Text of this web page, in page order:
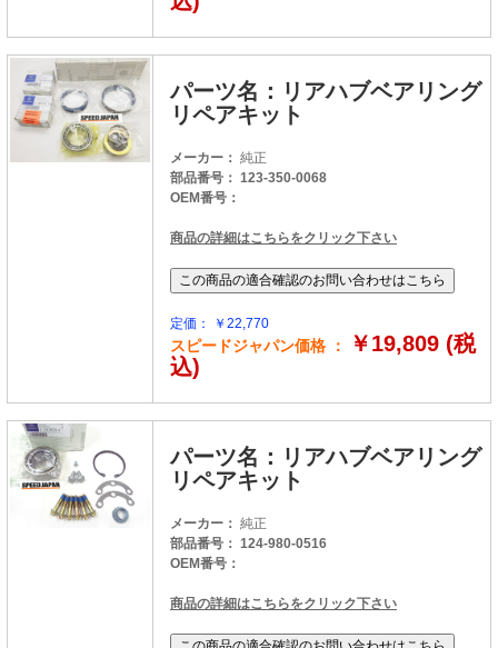
パーツ名：リアハブベアリング
リペアキット
メーカー： 純正
部品番号： 123-350-0068
OEM番号：
商品の詳細はこちらをクリック下さい
定価： ￥22,770
スピードジャパン価格 ：
￥19,809 (税
込)
パーツ名：リアハブベアリング
リペアキット
メーカー： 純正
部品番号： 124-980-0516
OEM番号：
商品の詳細はこちらをクリック下さい